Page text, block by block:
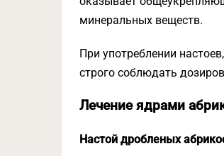
минеральных веществ.
При употреблении
строго соблюдать
Лечение ядрами
Настой дробленых